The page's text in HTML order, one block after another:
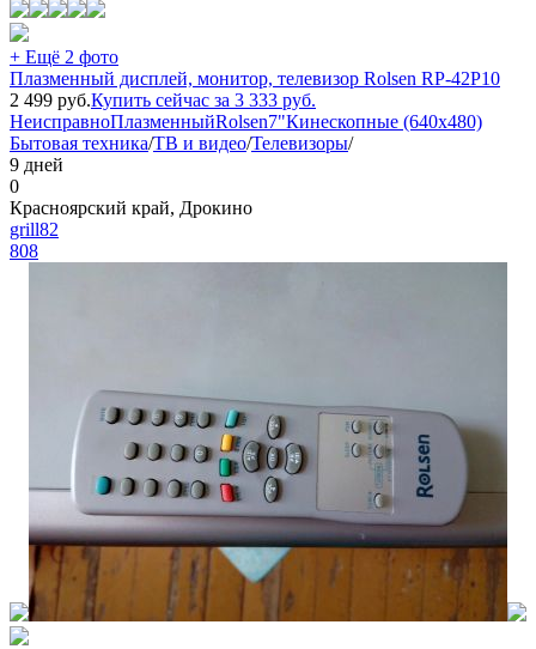
+ Ещё 2 фото
Плазменный дисплей, монитор, телевизор Rolsen RP-42P10
2 499 руб.Купить сейчас за 3 333 руб.
НеисправноПлазменныйRolsen7"Кинескопные (640x480)
Бытовая техника/ТВ и видео/Телевизоры/
9 дней
0
Красноярский край, Дрокино
grill82
808